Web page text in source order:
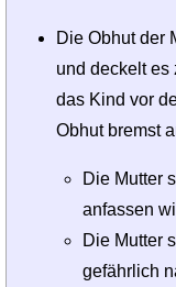
Die Obhut der
und deckelt es
das Kind vor
Obhut bremst
Die Mutter
anfassen
Die Mutter
gefährlich